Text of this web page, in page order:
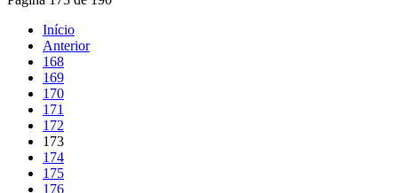
Início
Anterior
168
169
170
171
172
173
174
175
176